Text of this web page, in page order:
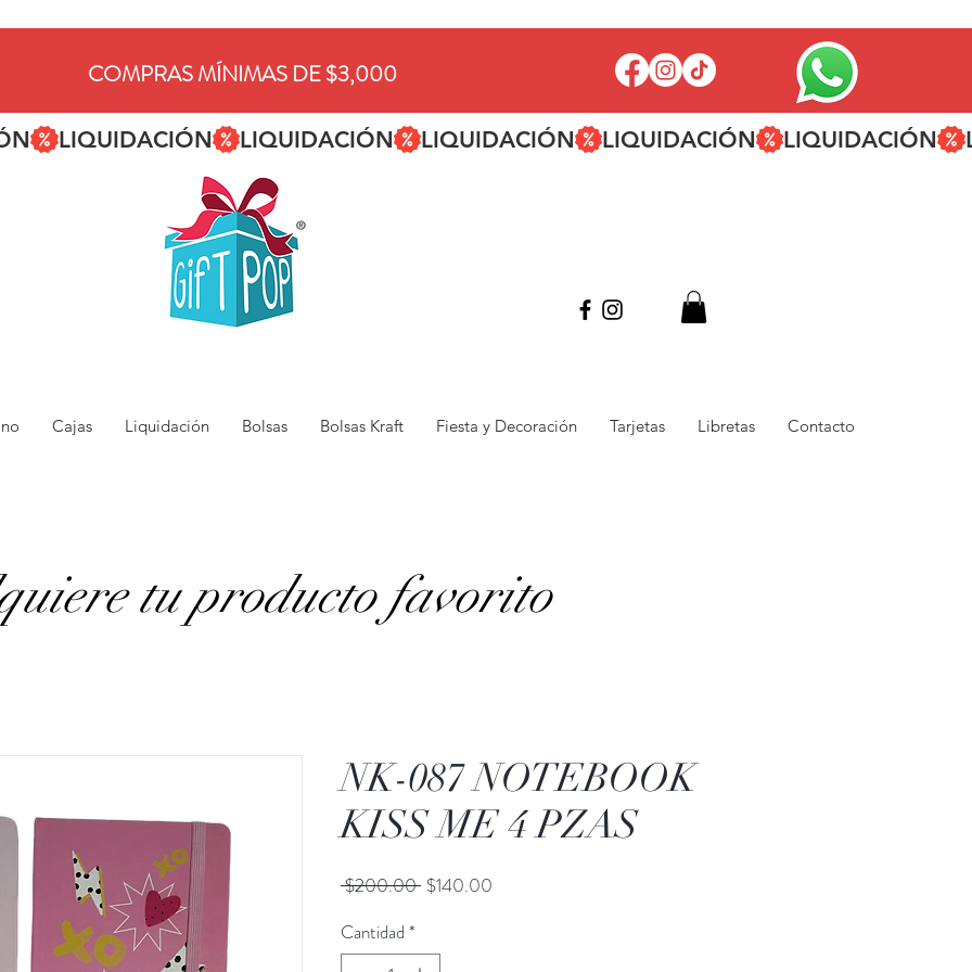
COMPRAS MÍNIMAS DE $3,000
Cajas Liquidación Bolsas Bolsas Kraft Fiesta y Decoración Tarjetas Libretas Contacto
tu producto favorito
NK-087 NOTEBOOK
KISS ME 4 PZAS
$200.00 Precio
$140.00
Cantidad *